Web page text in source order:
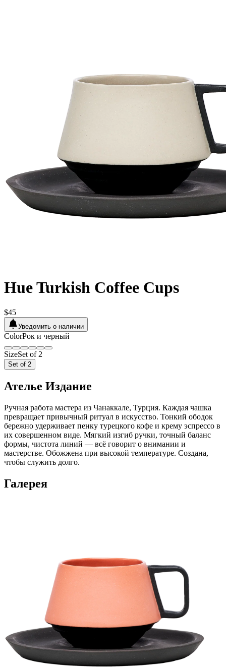
Hue Turkish Coffee Cups
$45
Уведомить о наличии
ColorРок и черный
SizeSet of 2
Set of 2
Ателье Издание
Ручная работа мастера из Чанаккале, Турция. Каждая чашка
превращает привычный ритуал в искусство. Тонкий ободок
бережно удерживает пенку турецкого кофе и крему эспрессо в
их совершенном виде. Мягкий изгиб ручки, точный баланс
формы, чистота линий — всё говорит о внимании и
мастерстве. Обожжена при высокой температуре. Создана,
чтобы служить долго.
Галерея